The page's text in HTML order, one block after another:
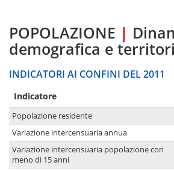
POPOLAZIONE |
demografica e
INDICATORI AI CONFINI DEL 2011
Indicatore
Popolazione residente
Variazione intercensuaria annua
Variazione intercensuaria popolazione con
meno di 15 anni